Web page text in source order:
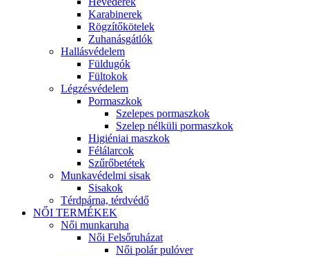
Karabinerek
Rögzítőkötelek
Zuhanásgátlók
Hallásvédelem
Füldugók
Fültokok
Légzésvédelem
Pormaszkok
Szelepes pormaszkok
Szelep nélküli pormaszkok
Higiéniai maszkok
Félálarcok
Szűrőbetétek
Munkavédelmi sisak
Sisakok
Térdpárna, térdvédő
NŐI TERMÉKEK
Női munkaruha
Női Felsőruházat
Női polár pulóver